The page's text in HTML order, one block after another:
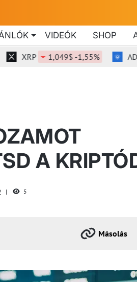
VIDEÓK SHOP
XRP 1,049$ -1,55% ADA
A
5
Másolás